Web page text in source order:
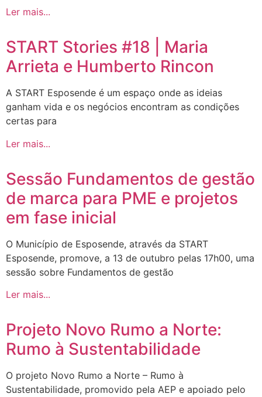
Ler mais...
START Stories #18 | Maria
Arrieta e Humberto Rincon
A START Esposende é um espaço onde as ideias
ganham vida e os negócios encontram as condições
certas para
Ler mais...
Sessão Fundamentos de gestão
de marca para PME e projetos
em fase inicial
O Município de Esposende, através da START
Esposende, promove, a 13 de outubro pelas 17h00, uma
sessão sobre Fundamentos de gestão
Ler mais...
Projeto Novo Rumo a Norte:
Rumo à Sustentabilidade
O projeto Novo Rumo a Norte – Rumo à
Sustentabilidade, promovido pela AEP e apoiado pelo